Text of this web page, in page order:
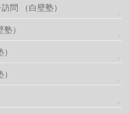
問 （白壁塾）
）